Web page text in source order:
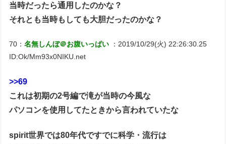
当時だったら通用したのかな？
それとも当時もしても大胆だったのかな？
70：名無しんぼ＠お腹いっぱい
：2019/10/29(火) 22:26:30.25
ID:Ok/Mm93x0NIKU.net
>>69
これは初期の2号編で滝が当時の今風な
パソコンを使用してたときから言われていたな
spirit世界では80年代ですでに科学・流行は